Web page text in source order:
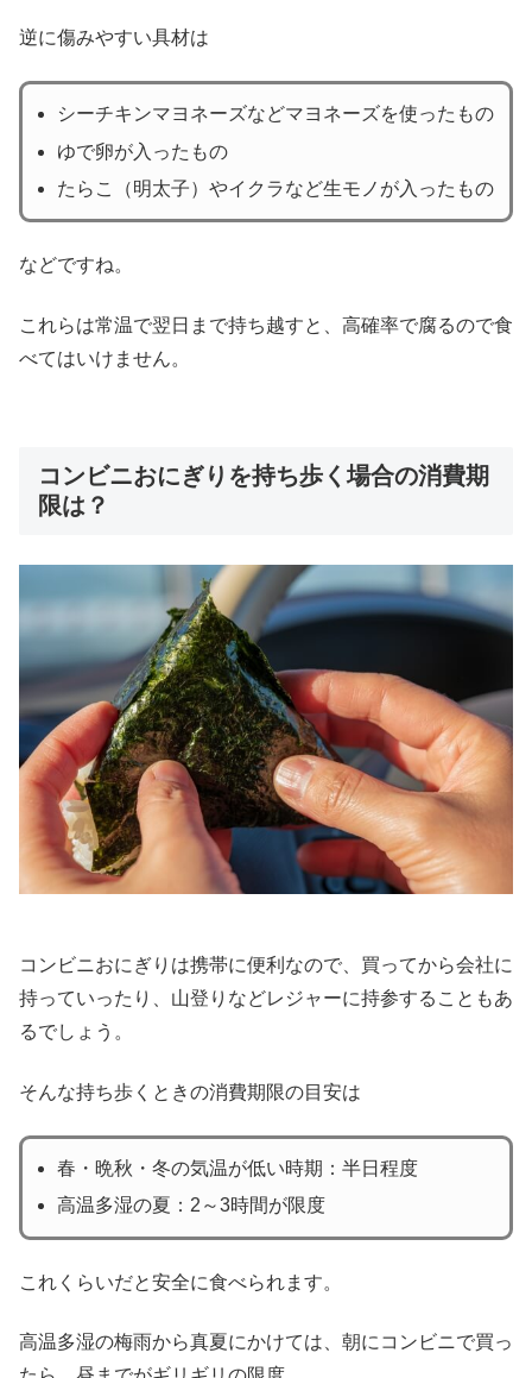
逆に傷みやすい具材は
シーチキンマヨネーズなどマヨネーズを使ったもの
ゆで卵が入ったもの
たらこ（明太子）やイクラなど生モノが入ったもの
などですね。
これらは常温で翌日まで持ち越すと、高確率で腐るので食
べてはいけません。
コンビニおにぎりを持ち歩く場合の消費期
限は？
コンビニおにぎりは携帯に便利なので、買ってから会社に
持っていったり、山登りなどレジャーに持参することもあ
るでしょう。
そんな持ち歩くときの消費期限の目安は
春・晩秋・冬の気温が低い時期：半日程度
高温多湿の夏：2～3時間が限度
これくらいだと安全に食べられます。
高温多湿の梅雨から真夏にかけては、朝にコンビニで買っ